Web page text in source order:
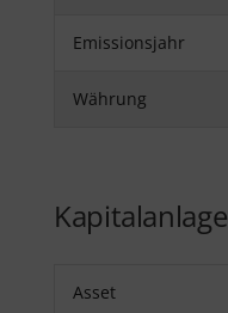
Emissionsjahr
Währung
Kapitalanlage
Asset